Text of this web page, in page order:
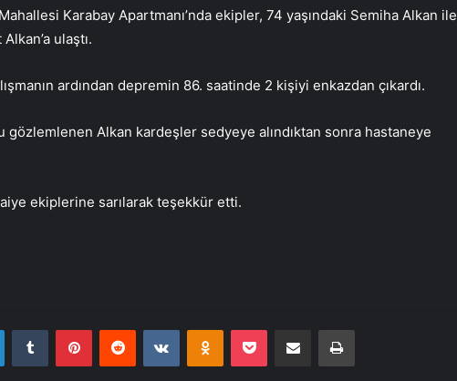
Karabay Apartmanı’nda ekipler, 74 yaşındaki Semiha Alkan ile
ulaştı.
ardından depremin 86. saatinde 2 kişiyi enkazdan çıkardı.
gözlemlenen Alkan kardeşler sedyeye alındıktan sonra hastaneye
ekiplerine sarılarak teşekkür etti.
LinkedInTumblr PinterestReddit VKontakteOdnoklassniki
Pocket E-Posta ile paylaş Yazdır